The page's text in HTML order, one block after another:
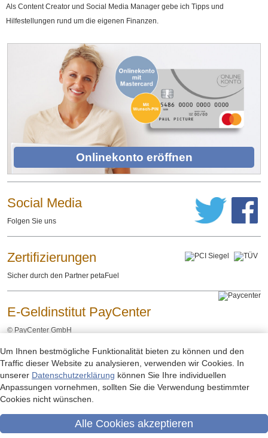
Als Content Creator und Social Media Manager gebe ich Tipps und
Hilfestellungen rund um die eigenen Finanzen.
Onlinekonto eröffnen
Social Media
Folgen Sie uns
Zertifizierungen
Sicher durch den Partner petaFuel
E-Geldinstitut PayCenter
© PayCenter GmbH
Impressum - Datenschutzerklärung - Rechtliche Hinweise
Um Ihnen bestmögliche Funktionalität bieten zu können und den
Traffic dieser Website zu analysieren, verwenden wir Cookies. In
unserer Datenschutzerklärung können Sie Ihre individuellen
Anpassungen vornehmen, sollten Sie die Verwendung bestimmter
Cookies nicht wünschen.
Alle Cookies akzeptieren